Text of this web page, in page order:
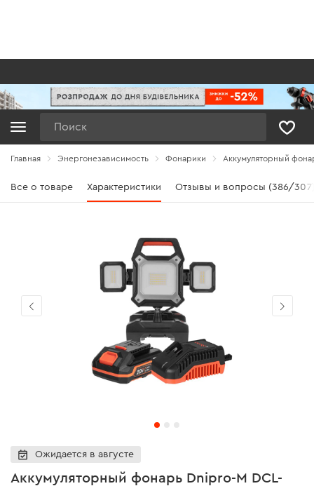
Главная Энергонезависимость Фонарики Аккумуляторный
Все о товаре Характеристики Отзывы и вопросы (386/
Аккумуляторный фонарь Dnipro-M DCL-
Ожидается в августе